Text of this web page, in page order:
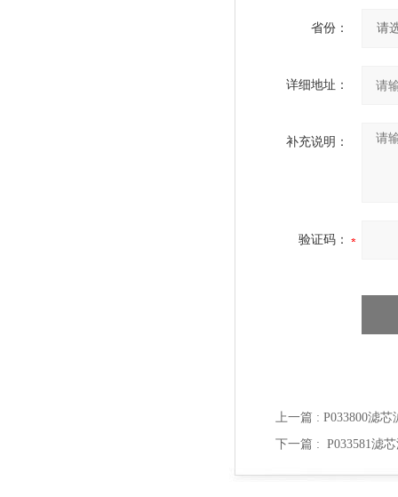
省份：
详细地址：
补充说明：
验证码：
上一篇 : P033800滤
下一篇 : P033581滤